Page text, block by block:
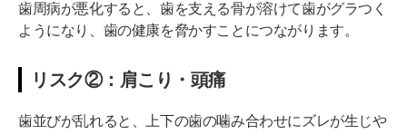
歯周病が悪化すると、歯を支える骨が溶けて歯がグラつく
ようになり、歯の健康を脅かすことにつながります。
リスク②：肩こり・頭痛
歯並びが乱れると、上下の歯の噛み合わせにズレが生じや